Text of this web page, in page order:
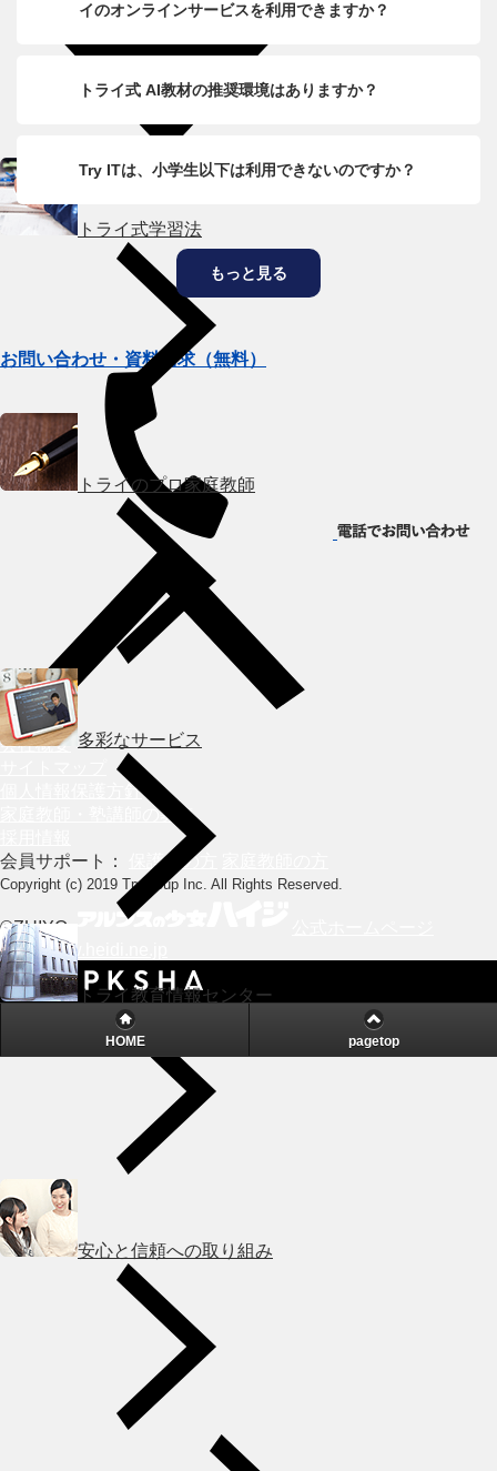
トライ式学習法
トライのプロ家庭教師
多彩なサービス
トライ教育情報センター
安心と信頼への取り組み
イのオンラインサービスを利用できますか？
トライ式 AI教材の推奨環境はありますか？
Try ITは、小学生以下は利用できないのですか？
もっと見る
お問い合わせ・資料請求（無料）
HOME
会社概要
個人情報保護方針
家庭教師・塾講師の募集
会員サポート：
保護者の方
Copyright (c) 2019 Trygroup Inc. All Rights Reserved.
©ZUIYO
http://www.heidi.ne.jp
Powered by
HOME pagetop